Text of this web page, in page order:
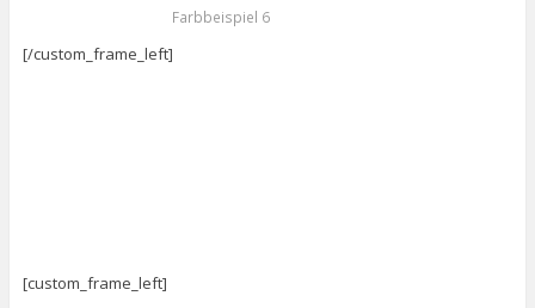
Farbbeispiel 6
[/custom_frame_left]
[custom_frame_left]